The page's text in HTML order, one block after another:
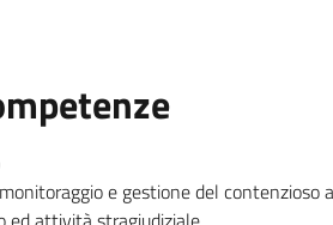
e gestione del contenzioso